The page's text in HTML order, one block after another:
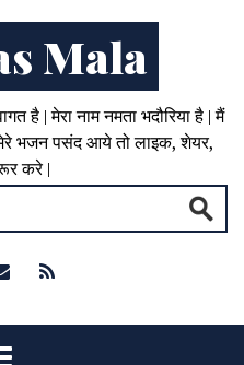
Mala
है | मेरा नाम नमता भदौरिया है | मैं
भजन पसंद आये तो लाइक, शेयर,
करे |